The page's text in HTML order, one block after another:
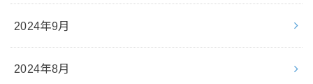
2024年9月
2024年8月